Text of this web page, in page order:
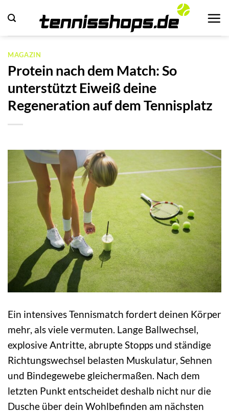
Inhalt
springen
MAGAZIN
Protein nach dem Match: So
unterstützt Eiweiß deine
Regeneration auf dem Tennisplatz
Ein intensives Tennismatch fordert deinen Körper
mehr, als viele vermuten. Lange Ballwechsel,
explosive Antritte, abrupte Stopps und ständige
Richtungswechsel belasten Muskulatur, Sehnen
und Bindegewebe gleichermaßen. Nach dem
letzten Punkt entscheidet deshalb nicht nur die
Dusche über dein Wohlbefinden am nächsten